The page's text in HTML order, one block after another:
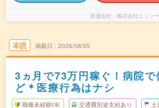
派遣会社 株式会社ニッソ
未読 掲載日 2026/08/05
3ヵ月で73万円稼ぐ！病院
ど＊医療行為はナシ
職種未経験OK 交通費別途支給あり 土